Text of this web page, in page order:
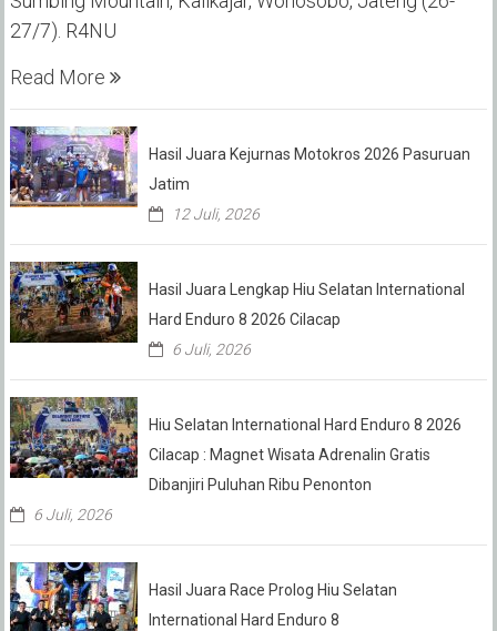
27/7). R4NU
Read More
Hasil Juara Kejurnas Motokros 2026 Pasuruan
Jatim
12 Juli, 2026
Hasil Juara Lengkap Hiu Selatan International
Hard Enduro 8 2026 Cilacap
6 Juli, 2026
Hiu Selatan International Hard Enduro 8 2026
Cilacap : Magnet Wisata Adrenalin Gratis
Dibanjiri Puluhan Ribu Penonton
6 Juli, 2026
Hasil Juara Race Prolog Hiu Selatan
International Hard Enduro 8